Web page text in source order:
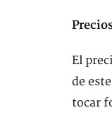
El
de
tocar